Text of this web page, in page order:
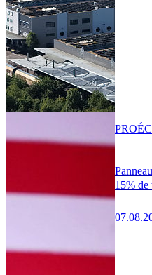
15% de
PRO